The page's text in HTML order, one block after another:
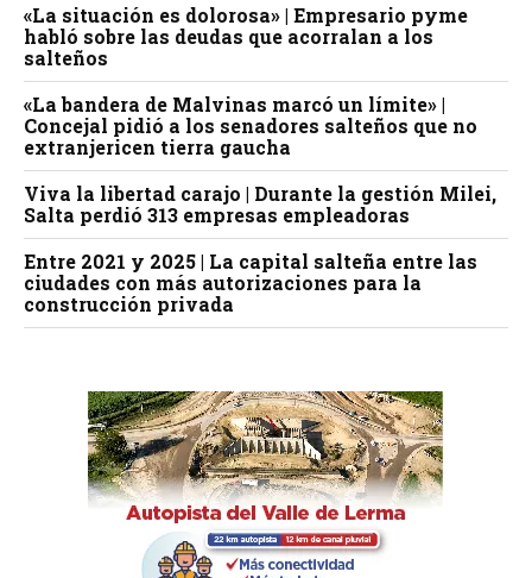
«La situación es dolorosa» | Empresario pyme
habló sobre las deudas que acorralan a los
salteños
«La bandera de Malvinas marcó un límite» |
Concejal pidió a los senadores salteños que no
extranjericen tierra gaucha
Viva la libertad carajo | Durante la gestión Milei,
Salta perdió 313 empresas empleadoras
Entre 2021 y 2025 | La capital salteña entre las
ciudades con más autorizaciones para la
construcción privada